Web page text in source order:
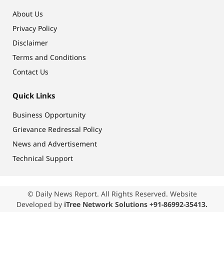
About Us
Privacy Policy
Disclaimer
Terms and Conditions
Contact Us
Quick Links
Business Opportunity
Grievance Redressal Policy
News and Advertisement
Technical Support
© Daily News Report. All Rights Reserved. Website
Developed by iTree Network Solutions +91-86992-35413.